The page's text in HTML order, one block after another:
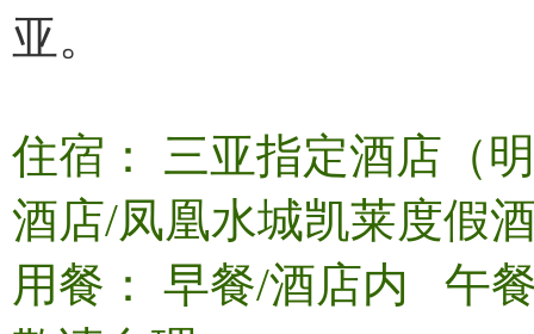
亚。
住宿： 三亚指定酒店（
酒店/凤凰水城凯莱度假
用餐： 早餐/酒店内